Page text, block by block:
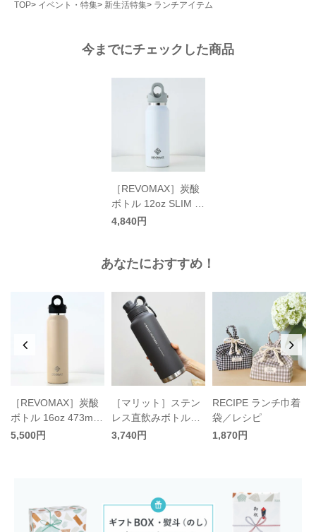
TOP イベント・特集 新生活特集 ランチアイテム
今までにチェックした商品
［REVOMAX］炭酸
ボトル 12oz SLIM 3
55ml／レボマックス
4,840円
あなたにおすすめ！
［REVOMAX］炭酸
ボトル 16oz 473ml
／レボマックス
5,500円
［マリット］ステン
レス直飲みボトル／
サブヒロモリ
3,740円
RECIPE ランチ巾着
袋／レシピ
1,870円